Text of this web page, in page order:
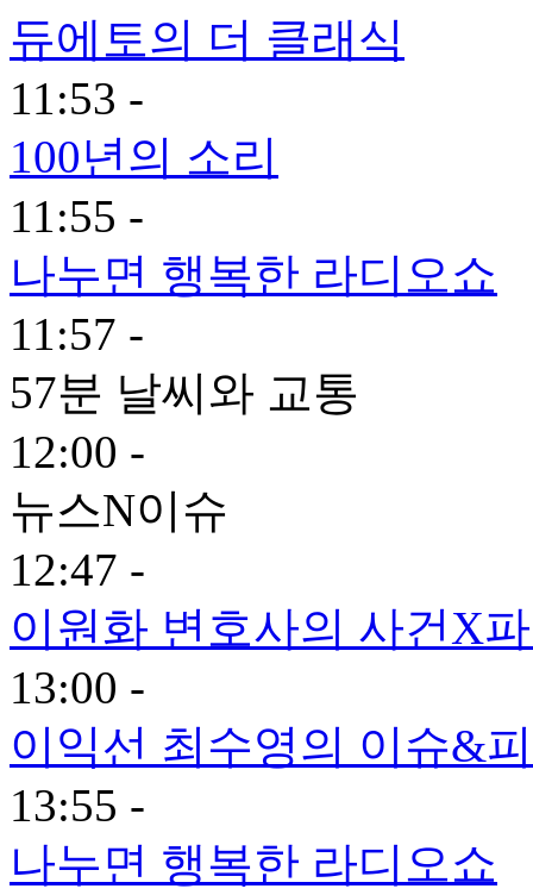
듀에토의 더 클래식
11:53 -
100년의 소리
11:55 -
나누면 행복한 라디오쇼
11:57 -
57분 날씨와 교통
12:00 -
뉴스N이슈
12:47 -
이원화 변호사의 사건X
13:00 -
이익선 최수영의 이슈&
13:55 -
나누면 행복한 라디오쇼